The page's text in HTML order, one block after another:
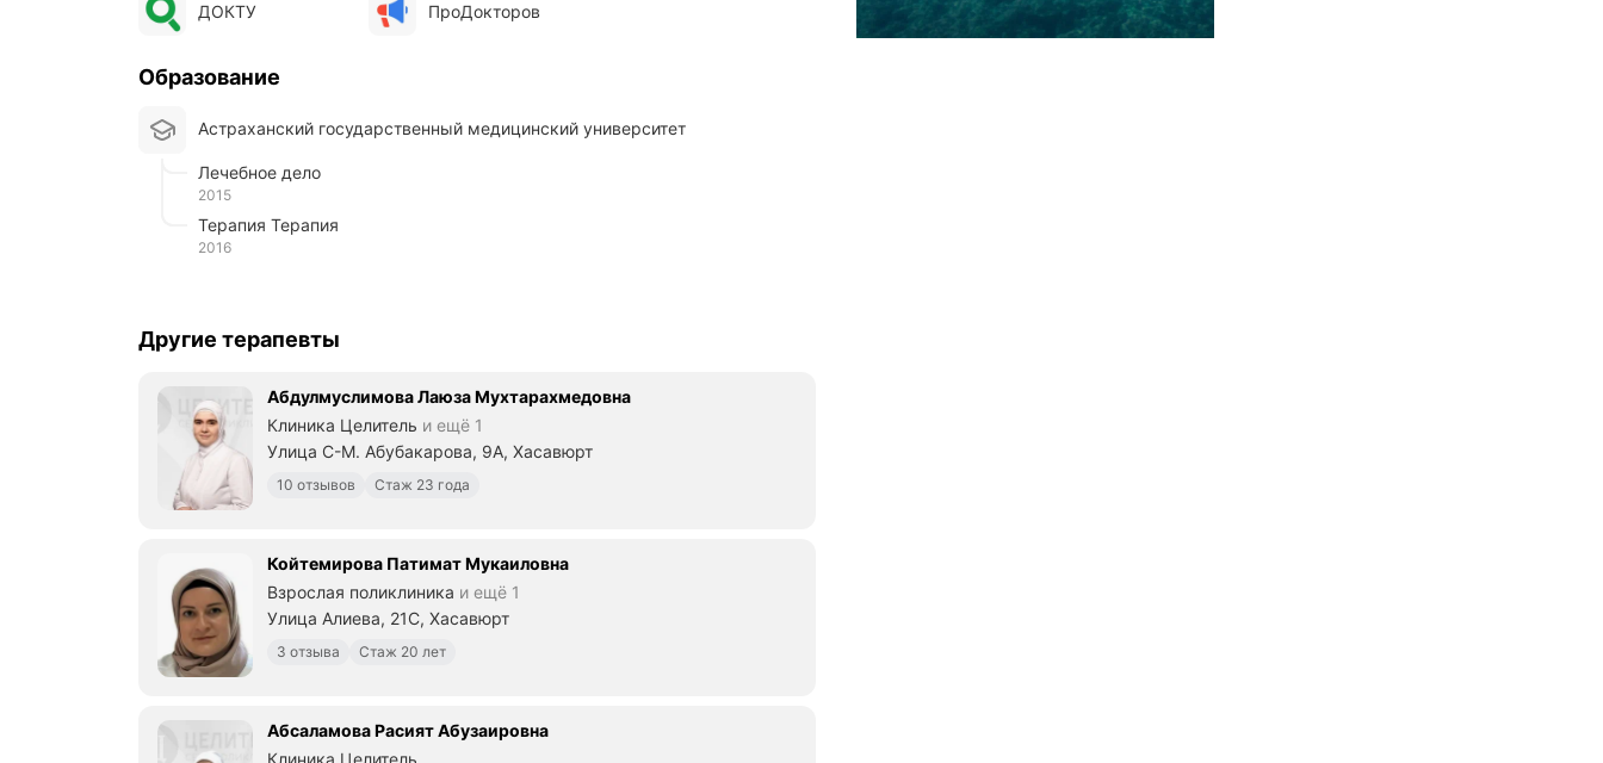
ДОКТУ ПроДокторов
Образование
Астраханский государственный медицинский университет
Лечебное дело
2015
Терапия Терапия
2016
Другие терапевты
Абдулмуслимова Лаюза Мухтарахмедовна
Клиника Целитель и ещё 1
Улица С-М. Абубакарова, 9А, Хасавюрт
10 отзывов Стаж 23 года
Койтемирова Патимат Мукаиловна
Взрослая поликлиника и ещё 1
Улица Алиева, 21С, Хасавюрт
3 отзыва Стаж 20 лет
Абсаламова Расият Абузаировна
Клиника Целитель